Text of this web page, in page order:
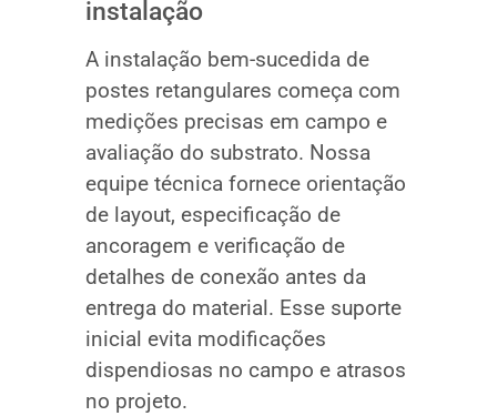
instalação
A instalação bem-sucedida de
postes retangulares começa com
medições precisas em campo e
avaliação do substrato. Nossa
equipe técnica fornece orientação
de layout, especificação de
ancoragem e verificação de
detalhes de conexão antes da
entrega do material. Esse suporte
inicial evita modificações
dispendiosas no campo e atrasos
no projeto.